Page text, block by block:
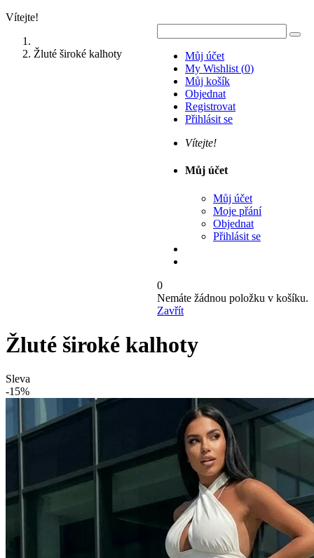
Vítejte!
Můj účet
My Wishlist (0)
Můj košík
Objednat
Registrovat
Přihlásit se
Vítejte!
Můj účet
Můj účet
Moje přání
Objednat
Přihlásit se
0
Nemáte žádnou položku v košíku.
Zavřít
Žluté široké kalhoty
Žluté široké kalhoty
Sleva
-15%